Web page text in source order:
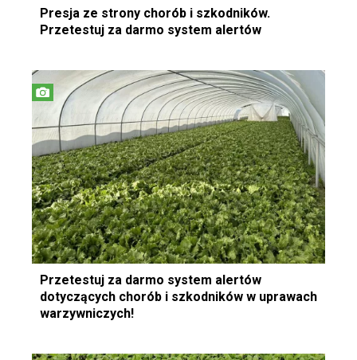
Presja ze strony chorób i szkodników.
Przetestuj za darmo system alertów
Przetestuj za darmo system alertów
dotyczących chorób i szkodników w uprawach
warzywniczych!